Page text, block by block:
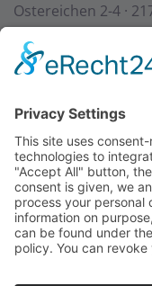
Ostereichen 2-4 ·
Contact
+49 (0) 4144 -
+49 (0) 4144 -
Heures d’ouverture:
Lu-Jeu: